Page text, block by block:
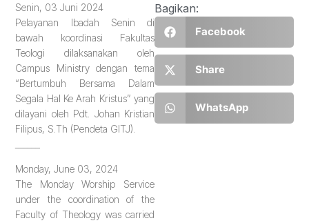
Senin, 03 Juni 2024
Pelayanan Ibadah Senin di
bawah koordinasi Fakultas
Teologi dilaksanakan oleh
Campus Ministry dengan tema
“Bertumbuh Bersama Dalam
Segala Hal Ke Arah Kristus” yang
dilayani oleh Pdt. Johan Kristian
Filipus, S.Th (Pendeta GITJ).
Monday, June 03, 2024
The Monday Worship Service
under the coordination of the
Faculty of Theology was carried
Bagikan:
Facebook
Share
WhatsApp